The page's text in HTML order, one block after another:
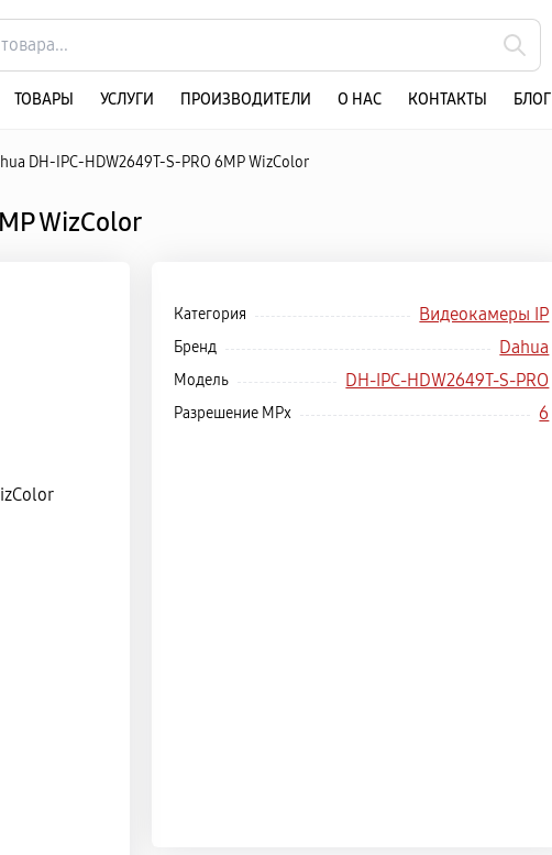
ТОВАРЫ УСЛУГИ ПРОИЗВОДИТЕЛИ О НАС КОНТАКТЫ БЛОГ
DH-IPC-HDW2649T-S-PRO 6MP WizColor
WizColor
Категория Видеокамеры IP
Бренд Dahua
Модель DH-IPC-HDW2649T-S-PRO
Разрешение MPx 6